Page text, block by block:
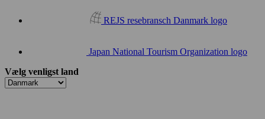
REJS resebransch Danmark logo
Japan National Tourism Organization logo
Vælg venligst land